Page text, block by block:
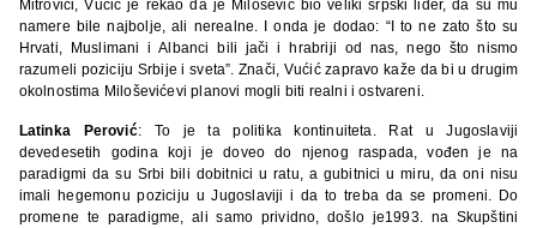
Mitrovici, Vučić je rekao da je Milošević bio veliki srpski lider, da su mu
namere bile najbolje, ali nerealne. I onda je dodao: “I to ne zato što su
Hrvati, Muslimani i Albanci bili jači i hrabriji od nas, nego što nismo
razumeli poziciju Srbije i sveta”. Znači, Vućić zapravo kaže da bi u drugim
okolnostima Miloševićevi planovi mogli biti realni i ostvareni.
Latinka Perović: To je ta politika kontinuiteta. Rat u Jugoslaviji
devedesetih godina koji je doveo do njenog raspada, vođen je na
paradigmi da su Srbi bili dobitnici u ratu, a gubitnici u miru, da oni nisu
imali hegemonu poziciju u Jugoslaviji i da to treba da se promeni. Do
promene te paradigme, ali samo prividno, došlo je1993. na Skupštini